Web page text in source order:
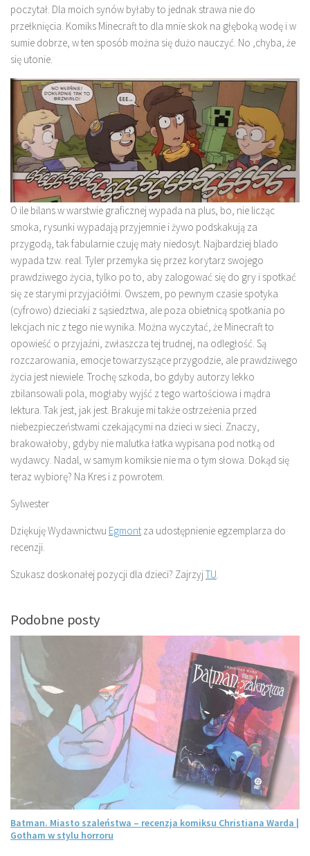
poczytał. Dla moich synów byłaby to jednak strawa nie do
przełknięcia. Komiks Minecraft to dla mnie skok na głęboką wodę i w
sumie dobrze, w ten sposób można się dużo nauczyć. No ,chyba, że
się utonie.
O ile bilans w warstwie graficznej wypada na plus, bo, nie licząc
smoka, rysunki wypadają przyjemnie i żywo podskakują za
przygodą, tak fabularnie czuję mały niedosyt. Najbardziej blado
wypada tzw. real. Tyler przemyka się przez korytarz swojego
prawdziwego życia, tylko po to, aby zalogować się do gry i spotkać
się ze starymi przyjaciółmi. Owszem, po pewnym czasie spotyka
(cyfrowo) dzieciaki z sąsiedztwa, ale poza obietnicą spotkania po
lekcjach nic z tego nie wynika. Można wyczytać, że Minecraft to
opowieść o przyjaźni, zwłaszcza tej trudnej, na odległość. Są
rozczarowania, emocje towarzyszące przygodzie, ale prawdziwego
życia jest niewiele. Trochę szkoda, bo gdyby autorzy lekko
zbilansowali pola, mogłaby wyjść z tego wartościowa i mądra
lektura. Tak jest, jak jest. Brakuje mi także ostrzeżenia przed
niebezpieczeństwami czekającymi na dzieci w sieci. Znaczy,
brakowałoby, gdyby nie malutka łatka wypisana pod notką od
wydawcy. Nadal, w samym komiksie nie ma o tym słowa. Dokąd się
teraz wybiorę? Na Kres i z powrotem.
Sylwester
Dziękuję Wydawnictwu Egmont za udostępnienie egzemplarza do
recenzji.
Szukasz doskonałej pozycji dla dzieci? ZajrzyjTU.
Podobne posty
Batman. Miasto szaleństwa – recenzja komiksu Christiana Warda |
Gotham w stylu horroru